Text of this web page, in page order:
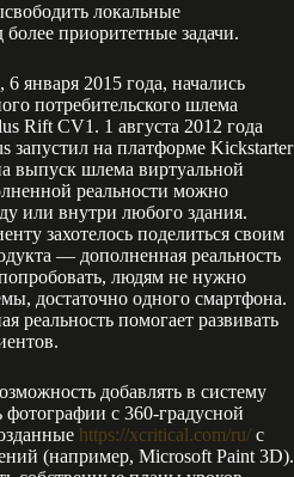
локальные
приоритетные задачи.
января 2015 года, начались
потребительского шлема
Rift CV1. 1 августа 2012 года
запустил на платформе Kickstarter
выпуск шлема виртуальной
реальности можно
или внутри любого здания.
захотелось поделиться своим
— дополненная реальность
людям не нужно
достаточно одного смартфона.
реальность помогает развивать
добавлять в систему
с 360-градусной
https://xcritical.com/ru/ с
(например, Microsoft Paint 3D).